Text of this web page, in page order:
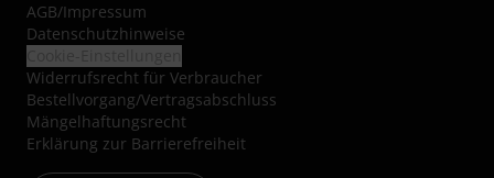
AGB/Impressum
Datenschutzhinweise
Widerrufsrecht für Verbraucher
Bestellvorgang/Vertragsabschluss
Mängelhaftungsrecht
Erklärung zur Barrierefreiheit